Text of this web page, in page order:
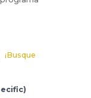
¡Busque